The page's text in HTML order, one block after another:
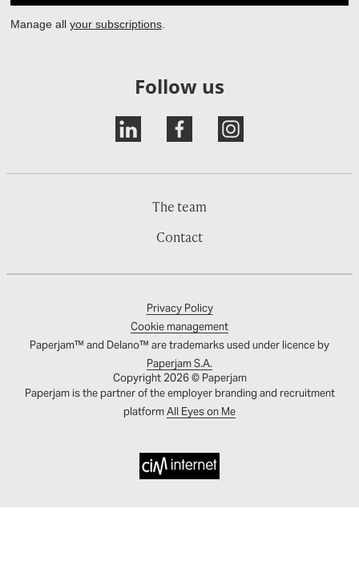
Follow us
The team
Contact
Privacy Policy
Cookie management
Paperjam™ and Delano™ are trademarks used under licence by
Paperjam S.A.
Copyright 2026 © Paperjam
Paperjam is the partner of the employer branding and recruitment
platformAll Eyes on Me